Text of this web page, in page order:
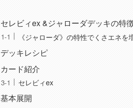
セレビィex &ジャローダデッキの特
《ジャローダ》の特性でくさエネ
デッキレシピ
カード紹介
セレビィex
基本展開